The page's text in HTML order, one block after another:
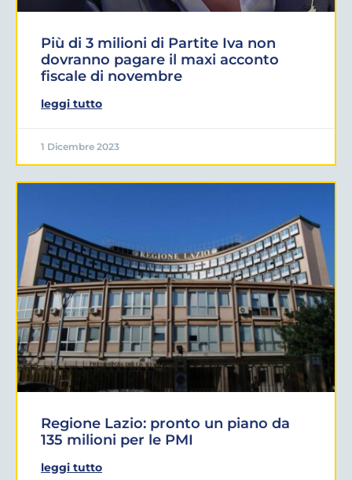
Più di 3 milioni di Partite Iva non
dovranno pagare il maxi acconto
fiscale di novembre
leggi tutto
1 Dicembre 2023
Regione Lazio: pronto un piano da
135 milioni per le PMI
leggi tutto